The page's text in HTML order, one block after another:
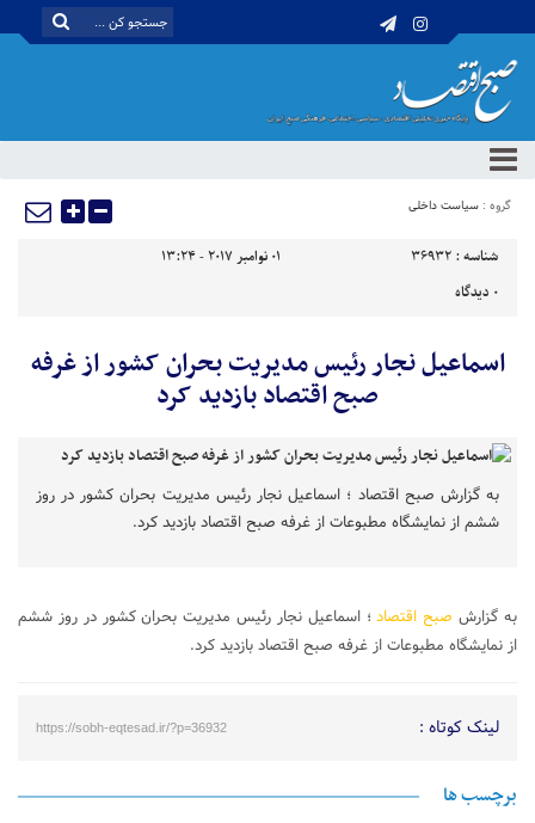
گروه : سیاست داخلی
شناسه : 36932
01 نوامبر 2017 - 13:24
0 دیدگاه
اسماعیل نجار رئیس مدیریت بحران کشور از غرفه
صبح اقتصاد بازدید کرد
به گزارش صبح اقتصاد ؛ اسماعیل نجار رئیس مدیریت بحران کشور در روز
ششم از نمایشگاه مطبوعات از غرفه صبح اقتصاد بازدید کرد.
به گزارش صبح اقتصاد؛ اسماعیل نجار رئیس مدیریت بحران کشور در روز ششم
از نمایشگاه مطبوعات از غرفه صبح اقتصاد بازدید کرد.
لینک کوتاه : https://sobh-eqtesad.ir/?p=36932
برچسب ها